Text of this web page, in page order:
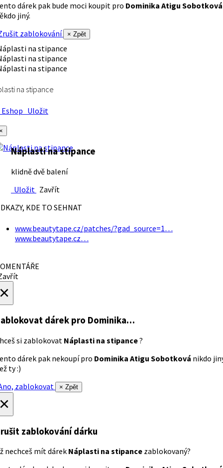
dárek pak bude moci koupit pro Dominika Atigu Sobotková
jiný.
zablokování
× Zpět
na stipance
Uložit
Náplasti na stipance
klidně dvě balení
Uložit Zavřít
KDE TO SEHNAT
www.beautytape.cz/patches/?gad_source=1…
www.beautytape.cz…
dárek pro Dominika…
si zablokovat Náplasti na stipance?
dárek pak nekoupí pro Dominika Atigu Sobotková nikdo
ty :)
zablokovat
× Zpět
zablokování dárku
nechceš mít dárek Náplasti na stipance zablokovaný?